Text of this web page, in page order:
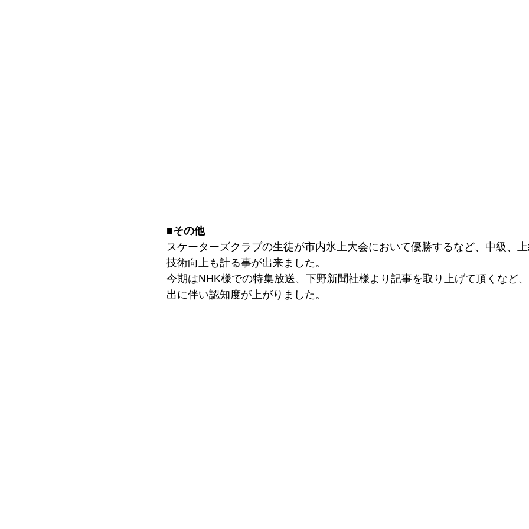
■その他
スケーターズクラブの生徒が市内氷上大会において優勝するなど、中級、
技術向上も計る事が出来ました。
今期はNHK様での特集放送、下野新聞社様より記事を取り上げて頂くなど
出に伴い認知度が上がりました。